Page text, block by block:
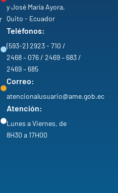
y José María Ayora,
Quito - Ecuador
Teléfonos:
(593-2) 2923 - 710 /
2468 – 076 / 2469 – 683 /
2469 – 685
Correo:
atencionalusuario@ame.gob.ec
Atención:
Lunes a Viernes, de
8H30 a 17H00